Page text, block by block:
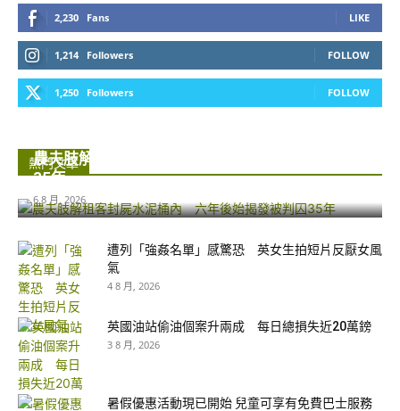
2,230 Fans LIKE
1,214 Followers FOLLOW
1,250 Followers FOLLOW
熱門文章
農夫肢解租客封屍水泥桶內 六年後始揭發被判囚
35年...
6 8 月, 2026
遭列「強姦名單」感驚恐 英女生拍短片反厭女風
氣
4 8 月, 2026
英國油站偷油個案升兩成 每日總損失近20萬鎊
3 8 月, 2026
暑假優惠活動現已開始 兒童可享有免費巴士服務